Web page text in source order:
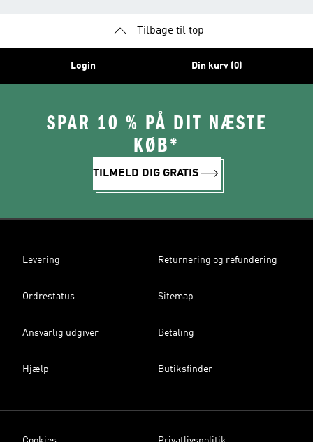
Tilbage til top
Login Din kurv (0)
SPAR 10 % PÅ DIT NÆSTE
KØB*
TILMELD DIG GRATIS
Levering Returnering og refundering
Ordrestatus Sitemap
Ansvarlig udgiver Betaling
Hjælp Butiksfinder